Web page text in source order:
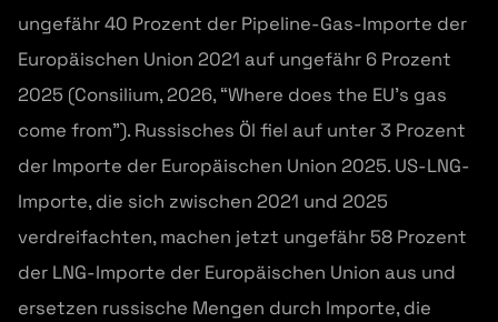
ungefähr 40 Prozent der Pipeline-Gas-Importe der
Europäischen Union 2021 auf ungefähr 6 Prozent
2025 (Consilium, 2026, “Where does the EU’s gas
come from”). Russisches Öl fiel auf unter 3 Prozent
der Importe der Europäischen Union 2025. US-LNG-
Importe, die sich zwischen 2021 und 2025
verdreifachten, machen jetzt ungefähr 58 Prozent
der LNG-Importe der Europäischen Union aus und
ersetzen russische Mengen durch Importe, die